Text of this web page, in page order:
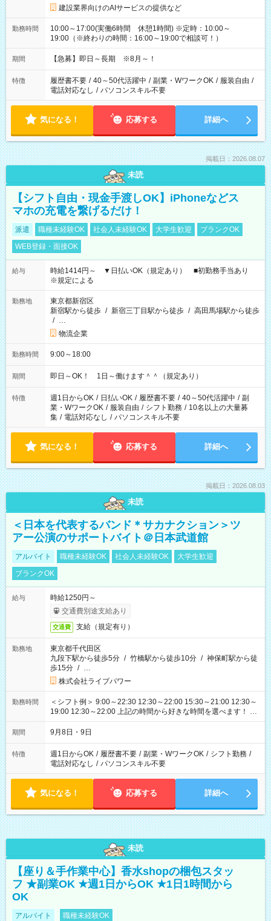
建設業界向けのAIサービスの提供など
勤務時間
10:00～17:00(実働6時間 休憩1時間) ※定時：10:00～
19:00（※終わりの時間：16:00～19:00で相談可！）
期間 【急募】即日～長期 ※8月～！
特徴 履歴書不要 / 40～50代活躍中 / 副業・WワークOK / 服装自由 /
電話対応なし / パソコンスキル不要
気になる！ 応募する 詳細へ
掲載日：2026.08.07
未読
【シフト自由・現金手渡しOK】iPhoneなどス
マホの充電を繋げるだけ！
派遣 職種未経験OK 社会人未経験OK 大学生歓迎
ブランクOK
WEB登録・面接OK
給与
時給1414円～ ▼日払いOK（規定あり） ■初勤務手当あり
※規定による
勤務地
東京都新宿区
新宿駅から徒歩 / 新宿三丁目駅から徒歩 / 高田馬場駅から徒歩
/ …
物流企業
勤務時間 9:00～18:00
期間 即日～OK！ 1日～働けます＾＾（規定あり）
特徴 週1日からOK / 日払いOK / 履歴書不要 / 40～50代活躍中 / 副
業・WワークOK / 服装自由 / シフト勤務 / 10名以上の大量募
集 / 電話対応なし / パソコンスキル不要
気になる！ 応募する 詳細へ
掲載日：2026.08.03
未読
＜日本を代表するバンド＊サカナクション＞ツ
アー公演のサポートバイト＠日本武道館
アルバイト 職種未経験OK 社会人未経験OK
大学生歓迎
ブランクOK
給与
時給1250円～
交通費別途支給あり
交通費 支給（規定有り）
勤務地
東京都千代田区
九段下駅から徒歩5分 / 竹橋駅から徒歩10分 / 神保町駅から徒
歩15分 / …
株式会社ライブパワー
勤務時間
＜シフト例＞ 9:00～22:30 12:30～22:00 15:30～21:00 12:30～
19:00 12:30～22:00 上記の時間から好きな時間を選べます！ ※
時間は変更となる可能性があります
期間 9月8日・9日
特徴 週1日からOK / 履歴書不要 / 副業・WワークOK / シフト勤務 /
電話対応なし / パソコンスキル不要
気になる！ 応募する 詳細へ
未読
【座り＆手作業中心】香水shopの梱包スタッ
フ ★副業OK ★週1日からOK ★1日1時間から
OK
アルバイト 職種未経験OK